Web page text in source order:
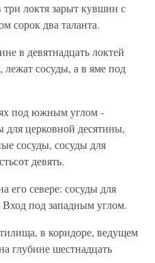
три локтя зарыт кувшин с
сорок два таланта.
в девятнадцать локтей
сосуды, а в яме под
под южным углом -
для церковной десятины,
сосуды, сосуды для
девять.
его севере: сосуды для
под западным углом.
в коридоре, ведущем
глубине шестнадцать